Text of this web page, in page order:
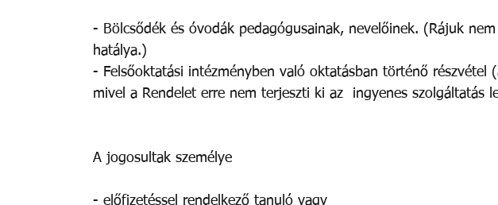
- Bölcsődék és óvodák pedagógusainak, nevelőinek. (Rájuk
hatálya.)
- Felsőoktatási intézményben való oktatásban történő részvétel
mivel a Rendelet erre nem terjeszti ki az  ingyenes szolgáltatás
A jogosultak személye
- előfizetéssel rendelkező tanuló vagy